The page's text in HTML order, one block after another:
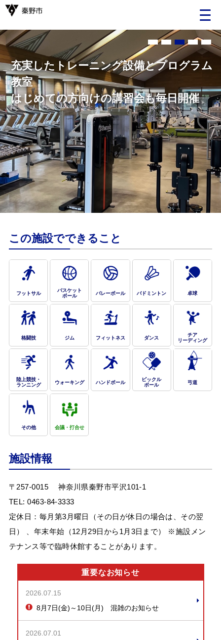
Language
日本語
English
中文（簡体）
中文（繁体）
한글
Portugues
お問合せフォーム
e-kanagawa施設予約システム
Webアクセシビリティについて
文字サイズ
充実したトレーニング設備とプログラム
教室
はじめての方向けの講習会も毎日開催
この施設でできること
フットサル
バスケット
ボール
バレーボール バドミントン 卓球
格闘技 ジム フィットネス ダンス
チア
リーディング
陸上競技・
ランニング
ウォーキング ハンドボール
ピックル
ボール
弓道
その他 会議・打合せ
施設情報
〒257-0015
神奈川県秦野市平沢101-1
TEL:0463-84-3333
定休日：毎月第3月曜日（その日が休日の場合は、その翌
日） 、年末年始（12月29日から1月3日まで） ※施設メン
テナンス等で臨時休館することがあります。
重要なお知らせ
2026.07.15
8月7日(金)～10日(月) 混雑のお知らせ
2026.07.01